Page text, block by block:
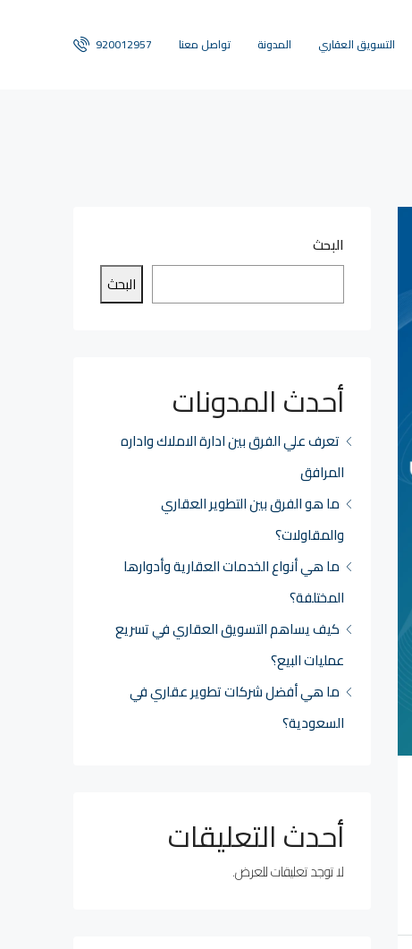
التسويق العقاري المدونة تواصل معنا 920012957
البحث
البحث
أحدث المدونات
تعرف علي الفرق بين ادارة الاملاك واداره
المرافق
ما هو الفرق بين التطوير العقاري
والمقاولات؟
ما هي أنواع الخدمات العقارية وأدوارها
المختلفة؟
كيف يساهم التسويق العقاري في تسريع
عمليات البيع؟
ما هي أفضل شركات تطوير عقاري في
السعودية؟
أحدث التعليقات
لا توجد تعليقات للعرض.